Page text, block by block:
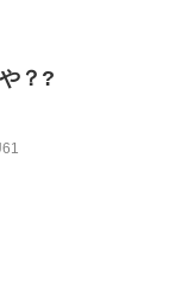
？?